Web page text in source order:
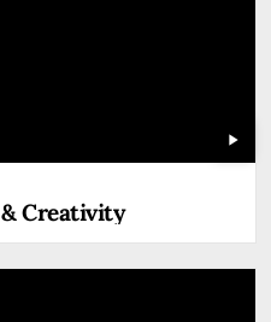
play_arrow
Creativity